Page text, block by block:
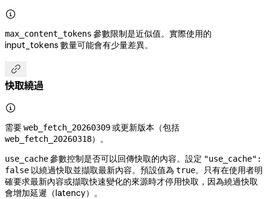

max_content_tokens 參數限制是近似值。實際使用的
input_tokens 數量可能會有少量差異。

快取繞過

需要web_fetch_20260309或更新版本（包括
web_fetch_20260318）。
use_cache參數控制是否可以回傳快取的內容。設定 "use_cache":
false 以繞過快取並擷取最新內容。預設值為 true。只有在使用者明
確要求最新內容或擷取快速變化的來源時才停用快取，因為繞過快取
會增加延遲（latency）。